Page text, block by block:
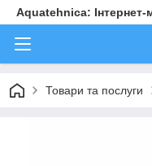
Aquatehnica: Інтернет-
Товари та послуги